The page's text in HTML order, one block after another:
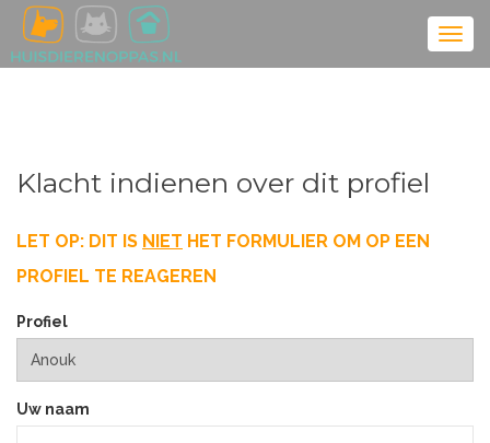
Klacht indienen over dit profiel
LET OP: DIT IS NIET HET FORMULIER OM OP EEN
PROFIEL TE REAGEREN
Profiel
Uw naam